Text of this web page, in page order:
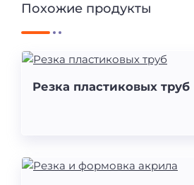
Похожие продукты
Резка пластиковых труб